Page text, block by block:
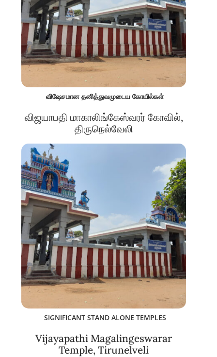
விஷேசமான தனித்துவமுடைய கோயில்கள்
விஜயாபதி மாகாலிங்கேஸ்வரர் கோவில்,
திருநெல்வேலி
SIGNIFICANT STAND ALONE TEMPLES
Vijayapathi Magalingeswarar
Temple, Tirunelveli